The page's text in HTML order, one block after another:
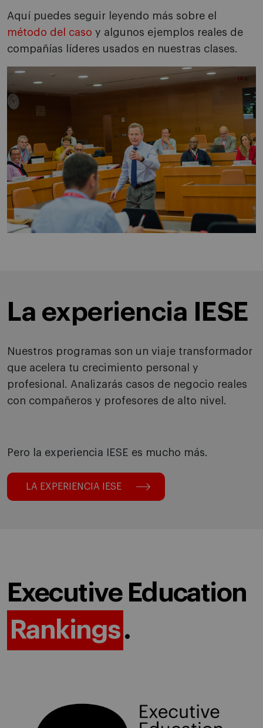
Aquí puedes seguir leyendo más sobre el
método del caso y algunos ejemplos reales de
compañías líderes usados en nuestras clases.
La experiencia IESE
Nuestros programas son un viaje transformador
que acelera tu crecimiento personal y
profesional. Analizarás casos de negocio reales
con compañeros y profesores de alto nivel.
Pero la experiencia IESE es mucho más.
LA EXPERIENCIA IESE
Executive Education
Rankings.